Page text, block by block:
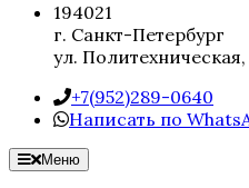
194021
г. Санкт-Петербург
ул.
+7(952)289-0640
Написать по
Меню